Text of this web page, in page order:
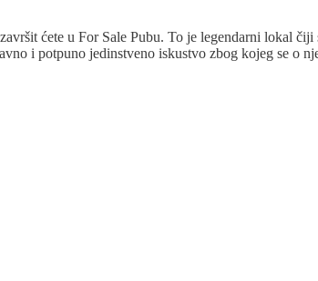
ćete u For Sale Pubu. To je legendarni lokal
i potpuno jedinstveno iskustvo zbog kojeg se o